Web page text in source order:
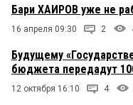
Бари ХАИРОВ уже не
16 апреля 09:30 2
Будущему
бюджета передадут
12 октября 16:10 4